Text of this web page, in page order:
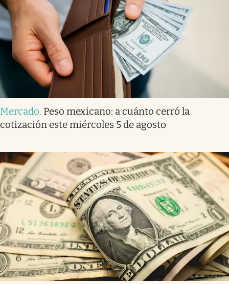
Mercado. Peso mexicano: a cuánto cerró la
cotización este miércoles 5 de agosto